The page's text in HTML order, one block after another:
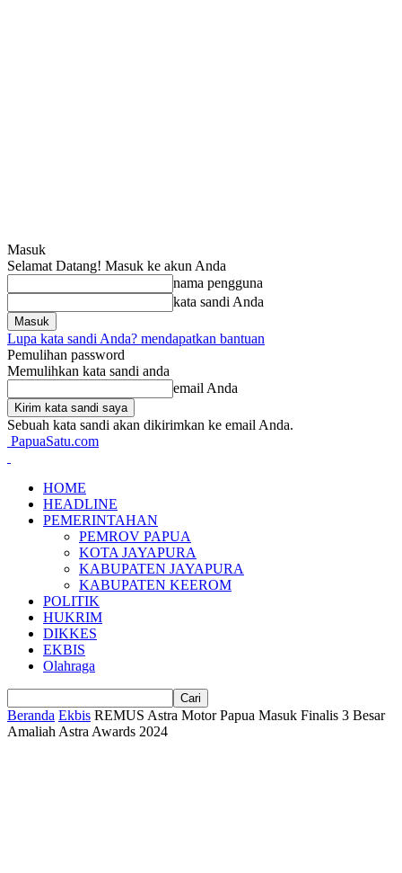
Masuk
Selamat Datang! Masuk ke akun Anda
nama pengguna
kata sandi Anda
Lupa kata sandi Anda? mendapatkan bantuan
Pemulihan password
Memulihkan kata sandi anda
email Anda
Sebuah kata sandi akan dikirimkan ke email Anda.
PapuaSatu.com
HOME
HEADLINE
PEMERINTAHAN
PEMROV PAPUA
KOTA JAYAPURA
KABUPATEN JAYAPURA
KABUPATEN KEEROM
POLITIK
HUKRIM
DIKKES
EKBIS
Olahraga
Beranda Ekbis REMUS Astra Motor Papua Masuk Finalis 3 Besar
Amaliah Astra Awards 2024